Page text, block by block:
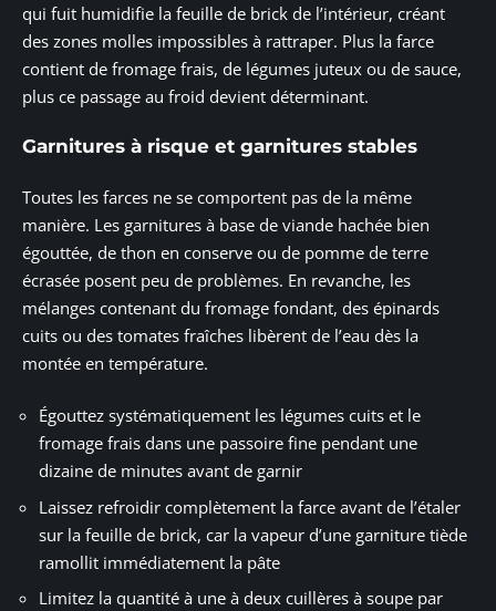
qui fuit humidifie la feuille de brick de l’intérieur, créant
des zones molles impossibles à rattraper. Plus la farce
contient de fromage frais, de légumes juteux ou de sauce,
plus ce passage au froid devient déterminant.
Garnitures à risque et garnitures stables
Toutes les farces ne se comportent pas de la même
manière. Les garnitures à base de viande hachée bien
égouttée, de thon en conserve ou de pomme de terre
écrasée posent peu de problèmes. En revanche, les
mélanges contenant du fromage fondant, des épinards
cuits ou des tomates fraîches libèrent de l’eau dès la
montée en température.
Égouttez systématiquement les légumes cuits et le
fromage frais dans une passoire fine pendant une
dizaine de minutes avant de garnir
Laissez refroidir complètement la farce avant de l’étaler
sur la feuille de brick, car la vapeur d’une garniture tiède
ramollit immédiatement la pâte
Limitez la quantité à une à deux cuillères à soupe par